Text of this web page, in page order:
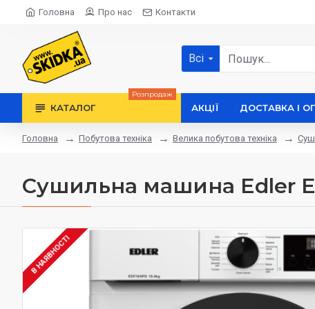
Головна Про нас Контакти
Всі
КАТАЛОГ
Розпродаж
АКЦІЇ ДОСТАВКА І
Головна Побутова техніка Велика побутова техніка
Сушильна машина Edler
В НАЯВНОСТІ